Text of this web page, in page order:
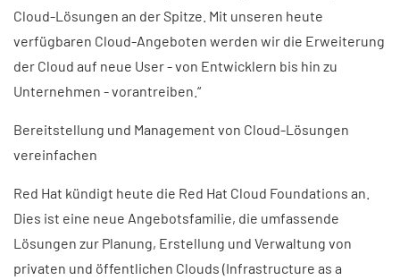
Cloud-Lösungen an der Spitze. Mit unseren heute
verfügbaren Cloud-Angeboten werden wir die Erweiterung
der Cloud auf neue User - von Entwicklern bis hin zu
Unternehmen - vorantreiben.“
Bereitstellung und Management von Cloud-Lösungen
vereinfachen
Red Hat kündigt heute die Red Hat Cloud Foundations an.
Dies ist eine neue Angebotsfamilie, die umfassende
Lösungen zur Planung, Erstellung und Verwaltung von
privaten und öffentlichen Clouds (Infrastructure as a